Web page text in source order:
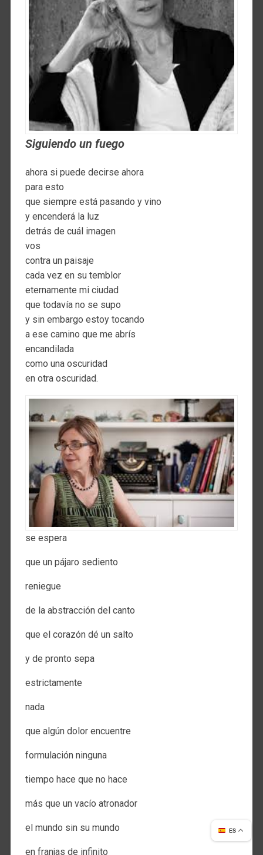
Siguiendo un fuego
ahora si puede decirse ahora
para esto
que siempre está pasando y vino
y encenderá la luz
detrás de cuál imagen
vos
contra un paisaje
cada vez en su temblor
eternamente mi ciudad
que todavía no se supo
y sin embargo estoy tocando
a ese camino que me abrís
encandilada
como una oscuridad
en otra oscuridad.
se espera
que un pájaro sediento
reniegue
de la abstracción del canto
que el corazón dé un salto
y de pronto sepa
estrictamente
nada
que algún dolor encuentre
formulación ninguna
tiempo hace que no hace
más que un vacío atronador
el mundo sin su mundo
en franjas de infinito
ES